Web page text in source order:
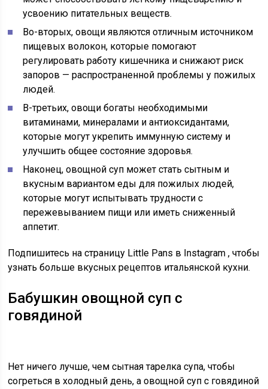
усвоению питательных веществ.
Во-вторых, овощи являются отличным источником
пищевых волокон, которые помогают
регулировать работу кишечника и снижают риск
запоров — распространенной проблемы у пожилых
людей.
В-третьих, овощи богаты необходимыми
витаминами, минералами и антиоксидантами,
которые могут укрепить иммунную систему и
улучшить общее состояние здоровья.
Наконец, овощной суп может стать сытным и
вкусным вариантом еды для пожилых людей,
которые могут испытывать трудности с
пережевыванием пищи или иметь сниженный
аппетит.
Подпишитесь на страницу Little Pans в Instagram, чтобы
узнать больше вкусных рецептов итальянской кухни.
Бабушкин овощной суп с
говядиной
Нет ничего лучше, чем сытная тарелка супа, чтобы
согреться в холодный день, а овощной суп с говядиной